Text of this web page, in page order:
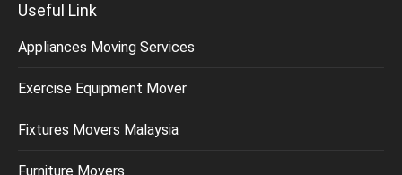
Useful Link
Appliances Moving Services
Exercise Equipment Mover
Fixtures Movers Malaysia
Furniture Movers